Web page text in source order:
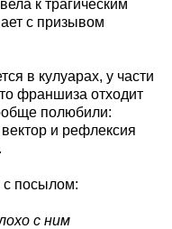
к трагическим
с призывом
в кулуарах, у части
франшиза отходит
полюбили:
и рефлексия
с посылом:
с ним